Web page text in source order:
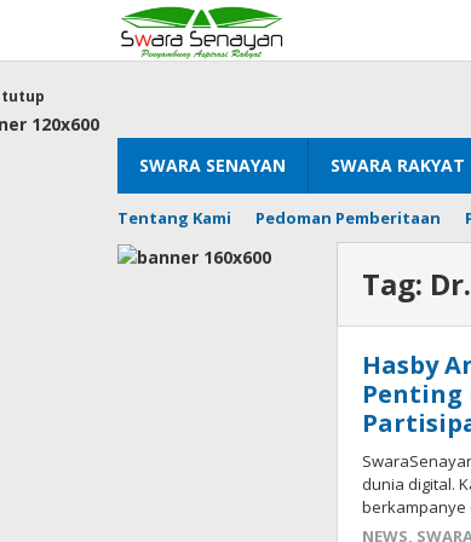
konten
SWARA SENAYAN SWARA RAKYAT
Tentang Kami Pedoman Pemberitaan
tutup
Tag:
Hasby
Penting
dunia digital.
berkampanye
NEWS,